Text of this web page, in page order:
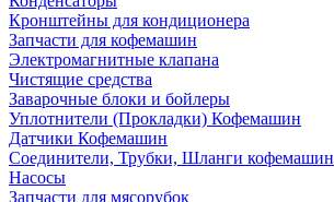
Кронштейны для кондиционера
Запчасти для кофемашин
Электромагнитные клапана
Чистящие средства
Заварочные блоки и бойлеры
Уплотнители (Прокладки) Кофемашин
Датчики Кофемашин
Соединители, Трубки, Шланги кофемашин
Насосы
Запчасти для мясорубок